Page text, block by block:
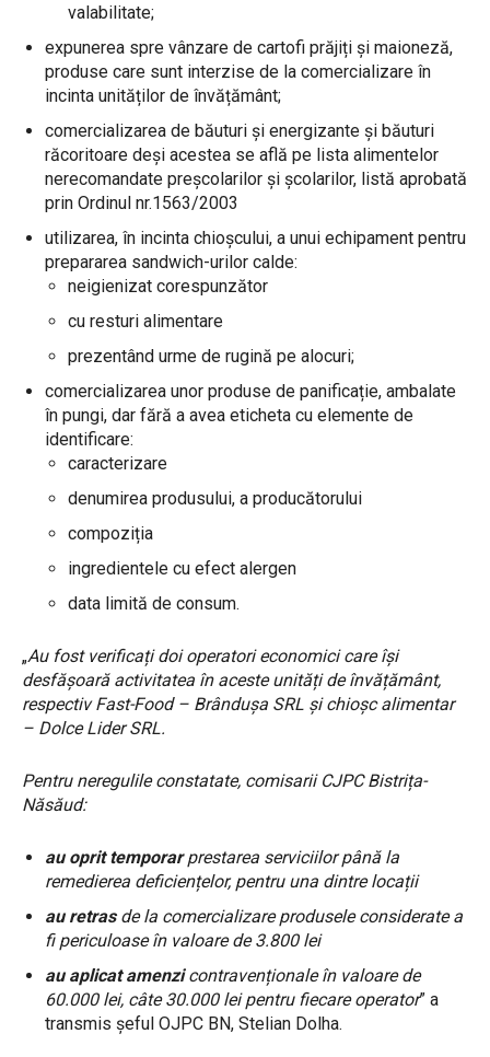
valabilitate;
expunerea spre vânzare de cartofi prăjiți și maioneză,
produse care sunt interzise de la comercializare în
incinta unităților de învățământ;
comercializarea de băuturi și energizante și băuturi
răcoritoare deși acestea se află pe lista alimentelor
nerecomandate preșcolarilor și școlarilor, listă aprobată
prin Ordinul nr.1563/2003
utilizarea, în incinta chioșcului, a unui echipament pentru
prepararea sandwich-urilor calde:
neigienizat corespunzător
cu resturi alimentare
prezentând urme de rugină pe alocuri;
comercializarea unor produse de panificație, ambalate
în pungi, dar fără a avea eticheta cu elemente de
identificare:
caracterizare
denumirea produsului, a producătorului
compoziția
ingredientele cu efect alergen
data limită de consum.
„Au fost verificați doi operatori economici care își
desfășoară activitatea în aceste unități de învățământ,
respectiv Fast-Food – Brândușa SRL și chioșc alimentar
– Dolce Lider SRL.
Pentru neregulile constatate, comisarii CJPC Bistrița-
Năsăud:
au oprit temporarprestarea serviciilor până la
remedierea deficiențelor, pentru una dintre locații
au retrasde la comercializare produseleconsiderate a
fi periculoase în valoare de 3.800 lei
au aplicat amenzicontravenționale în valoare de
60.000 lei, câte 30.000 lei pentru fiecare operator” a
transmis șeful OJPC BN, Stelian Dolha.